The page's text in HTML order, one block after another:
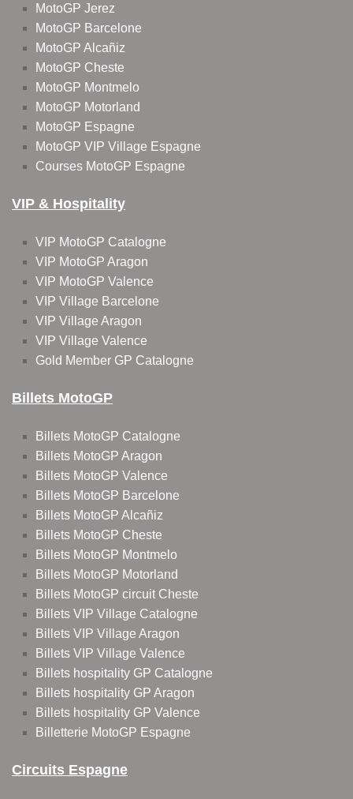
MotoGP Jerez
MotoGP Barcelone
MotoGP Alcañiz
MotoGP Cheste
MotoGP Montmelo
MotoGP Motorland
MotoGP Espagne
MotoGP VIP Village Espagne
Courses MotoGP Espagne
VIP & Hospitality
VIP MotoGP Catalogne
VIP MotoGP Aragon
VIP MotoGP Valence
VIP Village Barcelone
VIP Village Aragon
VIP Village Valence
Gold Member GP Catalogne
Billets MotoGP
Billets MotoGP Catalogne
Billets MotoGP Aragon
Billets MotoGP Valence
Billets MotoGP Barcelone
Billets MotoGP Alcañiz
Billets MotoGP Cheste
Billets MotoGP Montmelo
Billets MotoGP Motorland
Billets MotoGP circuit Cheste
Billets VIP Village Catalogne
Billets VIP Village Aragon
Billets VIP Village Valence
Billets hospitality GP Catalogne
Billets hospitality GP Aragon
Billets hospitality GP Valence
Billetterie MotoGP Espagne
Circuits Espagne